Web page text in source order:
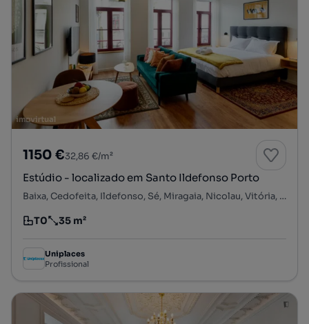
1150 €32,86 €/m²
Estúdio - localizado em Santo Ildefonso Porto
Baixa, Cedofeita, Ildefonso, Sé, Miragaia, Nicolau, Vitória, Porto, Porto
Tipologia
T0
Preço por metro quadrado
35 m²
Uniplaces
Profissional